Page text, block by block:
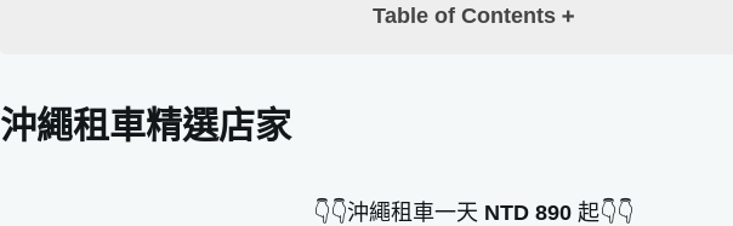
Table of Contents
ROYAL Rent A Car
UMUIレンタカー那覇空港店
沖繩租車精選店家
👇👇沖繩租車一天 NTD 890 起👇👇